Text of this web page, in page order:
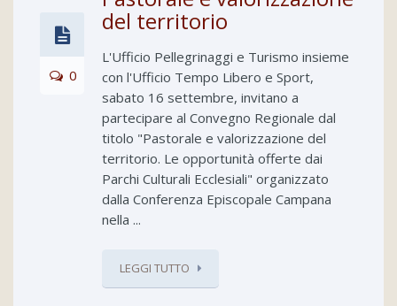
0
del territorio
L'Ufficio Pellegrinaggi e Turismo insieme
con l'Ufficio Tempo Libero e Sport,
sabato 16 settembre, invitano a
partecipare al Convegno Regionale dal
titolo "Pastorale e valorizzazione del
territorio. Le opportunità offerte dai
Parchi Culturali Ecclesiali" organizzato
dalla Conferenza Episcopale Campana
nella ...
LEGGI TUTTO